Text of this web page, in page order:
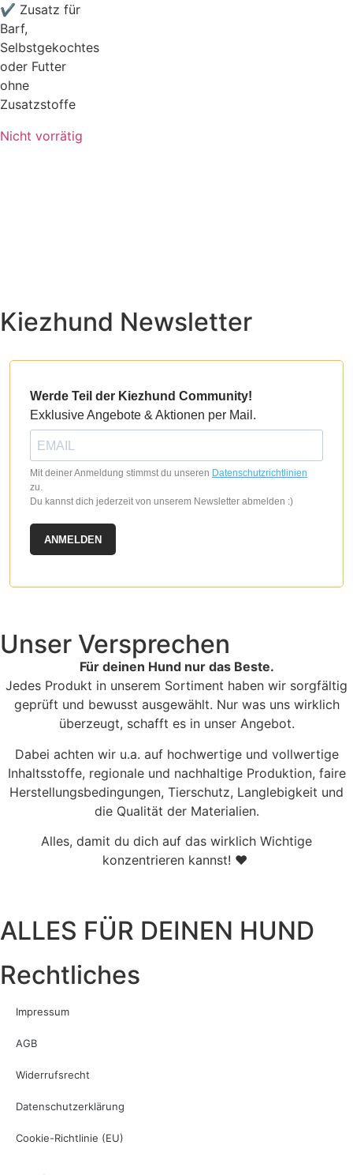
✔ Zusatz für
Barf,
Selbstgekochtes
oder Futter
ohne
Zusatzstoffe
Nicht vorrätig
Kiezhund Newsletter
Werde Teil der Kiezhund Community!
Exklusive Angebote & Aktionen per Mail.
Mit deiner Anmeldung stimmst du unseren Datenschutzrichtlinien
zu.
Du kannst dich jederzeit von unserem Newsletter abmelden :)
ANMELDEN
Unser Versprechen
Für deinen Hund nur das Beste.
Jedes Produkt in unserem Sortiment haben wir sorgfältig
geprüft und bewusst ausgewählt. Nur was uns wirklich
überzeugt, schafft es in unser Angebot.
Dabei achten wir u.a. auf hochwertige und vollwertige
Inhaltsstoffe, regionale und nachhaltige Produktion, faire
Herstellungsbedingungen, Tierschutz, Langlebigkeit und
die Qualität der Materialien.
Alles, damit du dich auf das wirklich Wichtige
konzentrieren kannst! ♥
ALLES FÜR DEINEN HUND
Rechtliches
Impressum
AGB
Widerrufsrecht
Datenschutzerklärung
Cookie-Richtlinie (EU)